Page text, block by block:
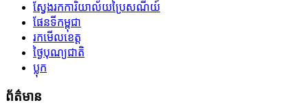
ស្វែងរកការិយាល័យប្រៃសណីយ៍
ផែនទីកម្ពុជា
រកមើលខេត្ត
ថ្ងៃបុណ្យជាតិ
ប្លុក
ព័ត៌មាន